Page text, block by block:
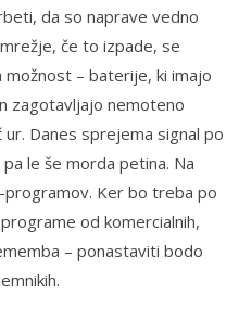
da so naprave vedno
če to izpade, se
– baterije, ki imajo
zagotavljajo nemoteno
Danes sprejema signal po
le še morda petina. Na
Ker bo treba po
od komercialnih,
– ponastaviti bodo